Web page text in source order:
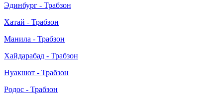
Эдинбург - Трабзон
Хатай - Трабзон
Манила - Трабзон
Хайдарабад - Трабзон
Нуакшот - Трабзон
Родос - Трабзон